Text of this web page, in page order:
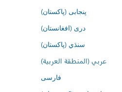
پنجابی (پاکستان)
درى (افغانستان)
سنڌي (پاکستان)
عربي (المنطقة العربية)
فارسى